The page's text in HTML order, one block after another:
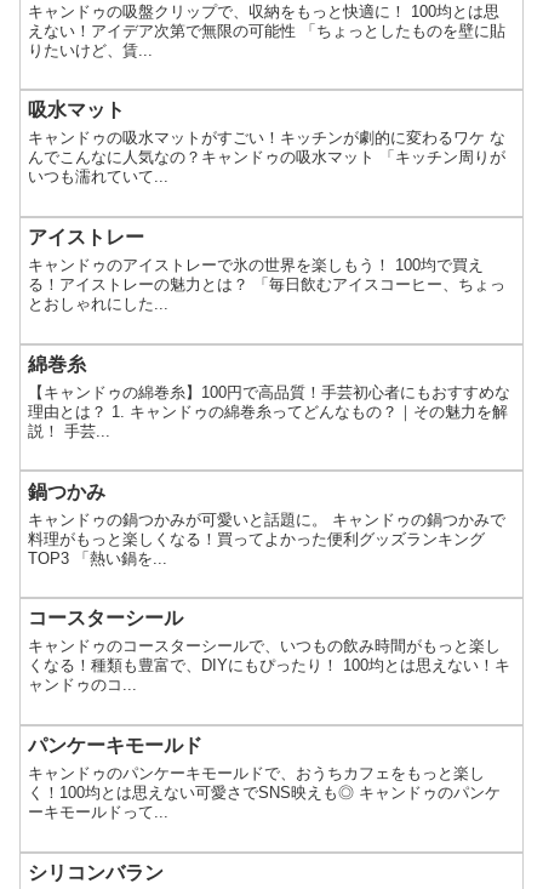
キャンドゥの吸盤クリップで、収納をもっと快適に！ 100均とは思
えない！アイデア次第で無限の可能性 「ちょっとしたものを壁に貼
りたいけど、賃...
吸水マット
キャンドゥの吸水マットがすごい！キッチンが劇的に変わるワケ な
んでこんなに人気なの？キャンドゥの吸水マット 「キッチン周りが
いつも濡れていて...
アイストレー
キャンドゥのアイストレーで氷の世界を楽しもう！ 100均で買え
る！アイストレーの魅力とは？ 「毎日飲むアイスコーヒー、ちょっ
とおしゃれにした...
綿巻糸
【キャンドゥの綿巻糸】100円で高品質！手芸初心者にもおすすめな
理由とは？ 1. キャンドゥの綿巻糸ってどんなもの？｜その魅力を解
説！ 手芸...
鍋つかみ
キャンドゥの鍋つかみが可愛いと話題に。 キャンドゥの鍋つかみで
料理がもっと楽しくなる！買ってよかった便利グッズランキング
TOP3 「熱い鍋を...
コースターシール
キャンドゥのコースターシールで、いつもの飲み時間がもっと楽し
くなる！種類も豊富で、DIYにもぴったり！ 100均とは思えない！キ
ャンドゥのコ...
パンケーキモールド
キャンドゥのパンケーキモールドで、おうちカフェをもっと楽し
く！100均とは思えない可愛さでSNS映えも◎ キャンドゥのパンケ
ーキモールドって...
シリコンバラン